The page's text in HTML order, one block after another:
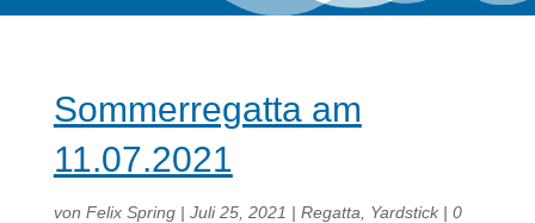
Sommerregatta am
11.07.2021
von Felix Spring| Juli 25, 2021 | Regatta Yardstick| 0